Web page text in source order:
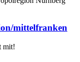
mittelfranken
mit!